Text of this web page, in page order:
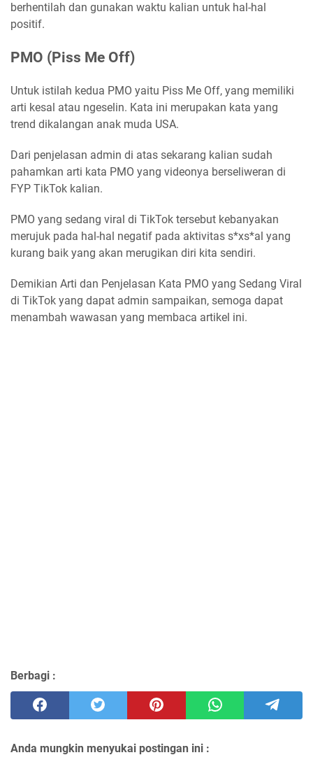
berhentilah dan gunakan waktu kalian untuk hal-hal
positif.
PMO (Piss Me Off)
Untuk istilah kedua PMO yaitu Piss Me Off, yang memiliki
arti kesal atau ngeselin. Kata ini merupakan kata yang
trend dikalangan anak muda USA.
Dari penjelasan admin di atas sekarang kalian sudah
pahamkan arti kata PMO yang videonya berseliweran di
FYP TikTok kalian.
PMO yang sedang viral di TikTok tersebut kebanyakan
merujuk pada hal-hal negatif pada aktivitas s*xs*al yang
kurang baik yang akan merugikan diri kita sendiri.
Demikian Arti dan Penjelasan Kata PMO yang Sedang Viral
di TikTok yang dapat admin sampaikan, semoga dapat
menambah wawasan yang membaca artikel ini.
Berbagi :
Anda mungkin menyukai postingan ini :